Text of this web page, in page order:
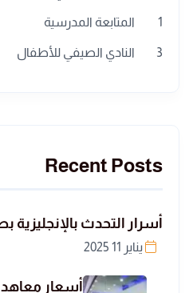
المتابعة المدرسية 1
النادي الصيفي للأطفال 3
Recent Posts
أسرار التحدث
يناير 11 2025
أسعار معاهد